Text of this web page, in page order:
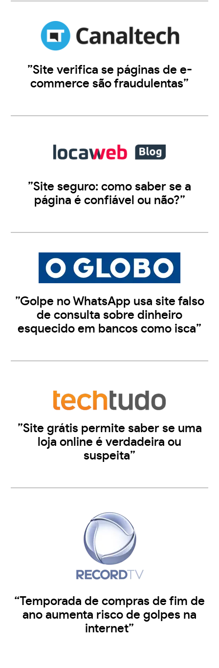
”Site verifica se páginas de e-
commerce são fraudulentas”
”Site seguro: como saber se a
página é confiável ou não?”
”Golpe no WhatsApp usa site falso
de consulta sobre dinheiro
esquecido em bancos como isca”
”Site grátis permite saber se uma
loja online é verdadeira ou
suspeita”
“Temporada de compras de fim de
ano aumenta risco de golpes na
internet”